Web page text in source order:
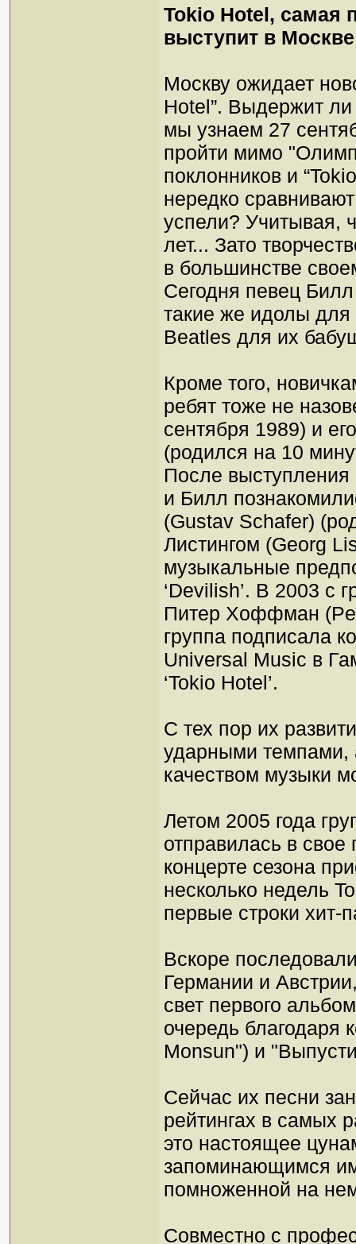
Tokio Hotel, самая
выступит в
Москву ожидает
Hotel”. Выдержит
мы узнаем 27
пройти мимо
поклонников и
нередко
успели? Учитывая,
лет... Зато
в большинстве
Сегодня певец
такие же идолы для
Beatles для их
Кроме того,
ребят тоже не
сентября 1989) и
(родился на 10
После выступления
и Билл
(Gustav Schafer)
Листингом (Georg
музыкальные
‘Devilish’. В 2003 с
Питер Хоффман
группа подписала
Universal Music в
‘Tokio Hotel’.
С тех пор их
ударными темпами,
качеством музыки
Летом 2005 года
отправилась в
концерте сезона
несколько недель
первые строки хит-
Вскоре
Германии и
свет первого
очередь благодаря
Monsun") и
Сейчас их песни
рейтингах в самых
это настоящее
запоминающимся
помноженной на
Совместно с